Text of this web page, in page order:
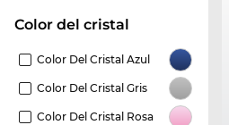
Color del cristal
Color Del Cristal Azul
Color Del Cristal Gris
Color Del Cristal Rosa